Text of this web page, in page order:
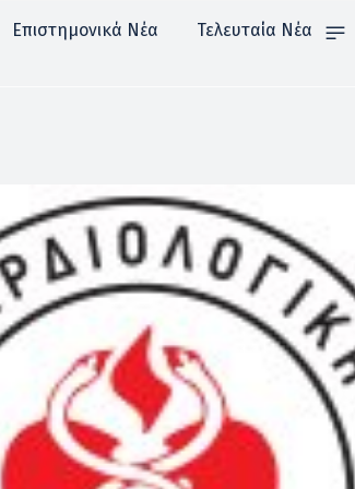
Επιστημονικά Νέα Τελευταία Νέα